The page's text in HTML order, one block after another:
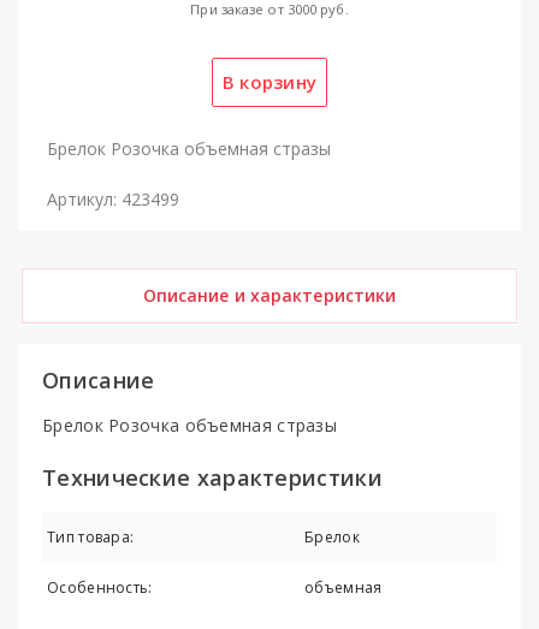
При заказе от 3000 руб.
Брелок Розочка объемная стразы
Артикул: 423499
Описание и характеристики
Описание
Брелок Розочка объемная стразы
Технические характеристики
Тип товара: Брелок
Особенность: объемная